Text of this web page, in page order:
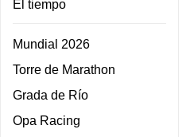
El tiempo
Mundial 2026
Torre de Marathon
Grada de Río
Opa Racing